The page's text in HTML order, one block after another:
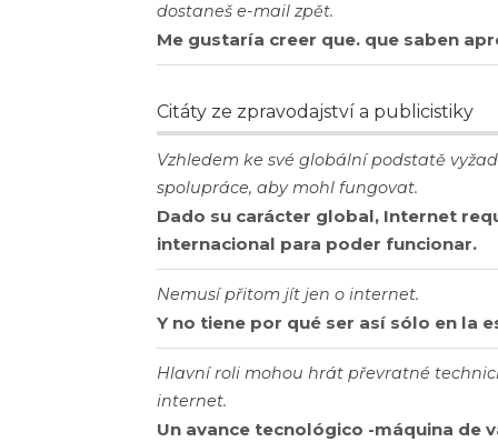
dostaneš e-mail zpět.
Me gustaría creer que. que saben
Citáty ze zpravodajství a publicistiky
Vzhledem ke své globální podstatě
spolupráce, aby mohl fungovat.
Dado su carácter global, Internet
internacional para poder funcionar.
Nemusí přitom jít jen o internet.
Y no tiene por qué ser así sólo en la
Hlavní roli mohou hrát převratné
internet.
Un avance tecnológico -máquina de